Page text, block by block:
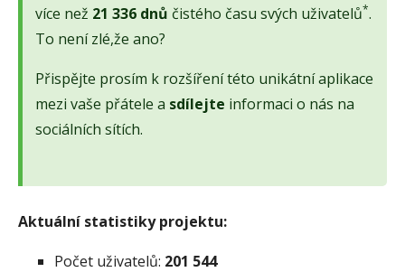
více než 21 336 dnů čistého času svých uživatelů*.
To není zlé,že ano?
Přispějte prosím k rozšíření této unikátní aplikace
mezi vaše přátele a sdílejte informaci o nás na
sociálních sítích.
Aktuální statistiky projektu:
Počet uživatelů: 201 544